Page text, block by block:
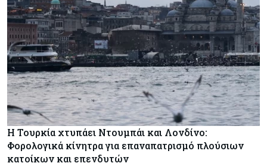
Η Τουρκία χτυπάει Ντουμπάι και Λονδίνο:
Φορολογικά κίνητρα για επαναπατρισμό πλούσιων
κατοίκων και επενδυτών